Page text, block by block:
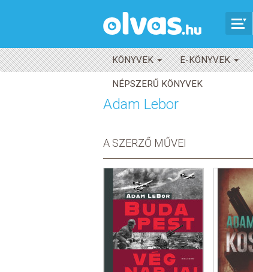
KÖNYVEK E-KÖNYVEK
NÉPSZERŰ KÖNYVEK
Adam Lebor
A SZERZŐ MŰVEI